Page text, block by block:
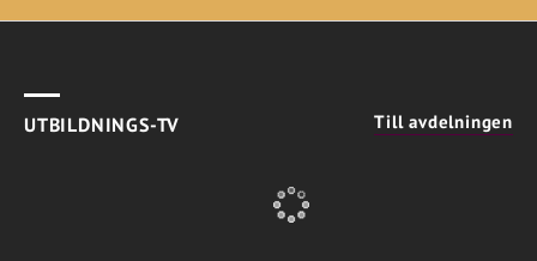
UTBILDNINGS-TV Till avdelningen